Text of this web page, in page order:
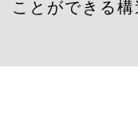
ことができる構